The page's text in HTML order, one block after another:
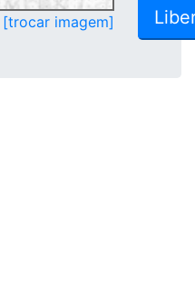
[trocar imagem]